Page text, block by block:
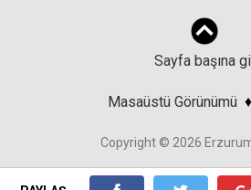
Sayfa başına
Masaüstü Görünümü
Copyright © 2026